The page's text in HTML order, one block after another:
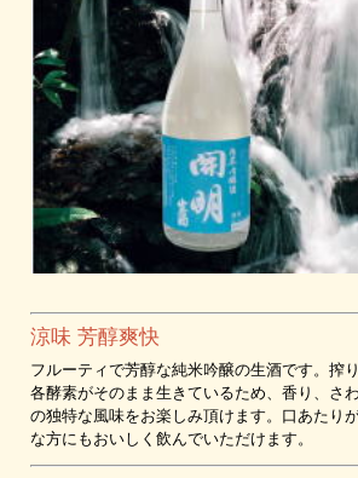
涼味 芳醇爽快
フルーティで芳醇な純米吟醸の生酒です。搾
各酵素がそのまま生きているため、香り、さ
の独特な風味をお楽しみ頂けます。口あたり
な方にもおいしく飲んでいただけます。